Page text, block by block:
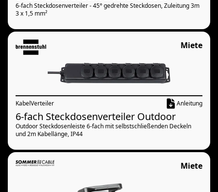
6-fach Steckdosenverteiler - 45° gedrehte Steckdosen, Zuleitung 3m
3 x 1,5 mm²
Miete
KabelVerteiler Anleitung
6-fach Steckdosenverteiler Outdoor
Outdoor Steckdosenleiste 6-fach mit selbstschließenden Deckeln
und 2m Kabellänge, IP44
Miete